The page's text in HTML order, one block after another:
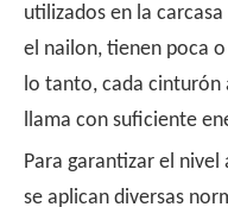
utilizados en la
el nailon, tienen poca
lo tanto, cada cinturón
llama con suficiente
Para garantizar el
se aplican diversas